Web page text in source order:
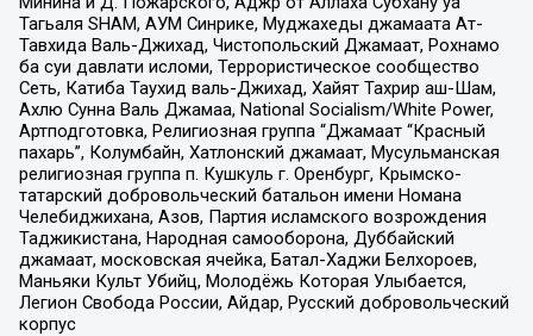
Тагьаля SHAM, АУМ Синрике, Муджахеды джамаата Ат-
Тавхида Валь-Джихад, Чистопольский Джамаат, Рохнамо
ба суи давлати исломи, Террористическое сообщество
Сеть, Катиба Таухид валь-Джихад, Хайят Тахрир аш-Шам,
Ахлю Сунна Валь Джамаа, National Socialism/White Power,
Артподготовка, Религиозная группа “Джамаат “Красный
пахарь”, Колумбайн, Хатлонский джамаат, Мусульманская
религиозная группа п. Кушкуль г. Оренбург, Крымско-
татарский добровольческий батальон имени Номана
Челебиджихана, Азов, Партия исламского возрождения
Таджикистана, Народная самооборона, Дуббайский
джамаат, московская ячейка, Батал-Хаджи Белхороев,
Маньяки Культ Убийц, Молодёжь Которая Улыбается,
Легион Свобода России, Айдар, Русский добровольческий
корпус